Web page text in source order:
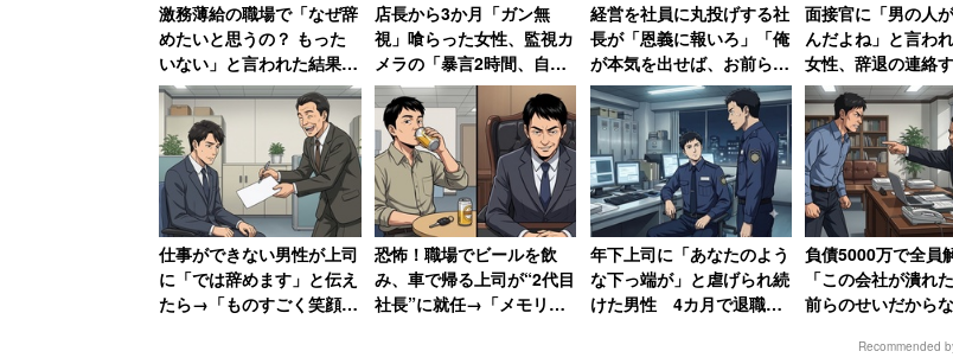
激務薄給の職場で「なぜ辞
めたいと思うの？ もった
いない」と言われた結果
→「さらにやる気を失いま
した。もちろん退職」
店長から3か月「ガン無
視」喰らった女性、監視カ
メラの「暴言2時間、自転
車破壊」の証拠で反撃 →
店長はクビ、その後店も潰
れる
経営を社員に丸投げする社
長が「恩義に報いろ」「俺
が本気を出せば、お前らは
居場所がなくなる」発言
激怒した男性、社長を罵倒
して退職【後編】
面接官に「男の人
んだよね」と言わ
女性、辞退の連絡
話するお金と時間
いなかった」
仕事ができない男性が上司
に「では辞めます」と伝え
たら→「ものすごく笑顔に
恐怖！職場でビールを飲
み、車で帰る上司が“2代目
社長”に就任→「メモリー
年下上司に「あなたのよう
な下っ端が」と虐げられ続
けた男性 4カ月で退職→
負債5000万で全員
「この会社が潰れ
前らのせいだから
Recommended